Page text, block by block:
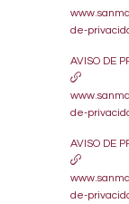
de-
AVISO DE
de-
AVISO DE
de-